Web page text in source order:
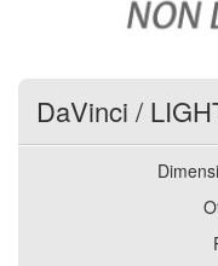
DaVinci /